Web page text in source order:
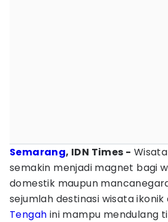
Semarang, IDN Times -
semakin menjadi magnet bagi
domestik maupun
sejumlah destinasi wisata ikonik
Tengah ini mampu mendulang